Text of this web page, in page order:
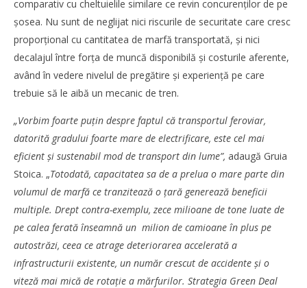
DP World lansează un nou coridor intermodal pentru
transportul vehiculelor finite între Vestul și Sud-Estul
Europei
Redacția
comparativ cu cheltuielile similare ce revin concurenților de pe
șosea. Nu sunt de neglijat nici riscurile de securitate care cresc
proporțional cu cantitatea de marfă transportată, și nici
decalajul între forța de muncă disponibilă și costurile aferente,
având în vedere nivelul de pregătire și experiență pe care
trebuie să le aibă un mecanic de tren.
„Vorbim foarte puțin despre faptul că transportul feroviar,
datorită gradului foarte mare de electrificare, este cel mai
eficient și sustenabil mod de transport din lume”, adaugă Gruia
Stoica. „Totodată, capacitatea sa de a prelua o mare parte din
volumul de marfă ce tranzitează o țară generează beneficii
multiple. Drept contra-exemplu, zece milioane de tone luate de
pe calea ferată înseamnă un milion de camioane în plus pe
autostrăzi, ceea ce atrage deteriorarea accelerată a
infrastructurii existente, un număr crescut de accidente și o
viteză mai mică de rotație a mărfurilor. Strategia Green Deal